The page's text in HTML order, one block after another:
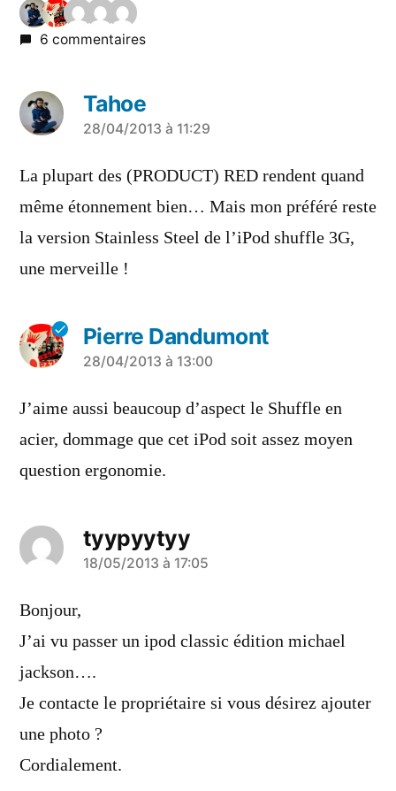
6 commentaires
Tahoe
a
dit :
28/04/2013 à 11:29
La plupart des (PRODUCT) RED rendent quand
même étonnement bien… Mais mon préféré reste
la version Stainless Steel de l’iPod shuffle 3G,
une merveille !
Pierre Dandumont
a
dit :
28/04/2013 à 13:00
J’aime aussi beaucoup d’aspect le Shuffle en
acier, dommage que cet iPod soit assez moyen
question ergonomie.
tyypyytyy
a
18/05/2013 à 17:05
Bonjour,
J’ai vu passer un ipod classic édition michael
jackson….
Je contacte le propriétaire si vous désirez ajouter
une photo ?
Cordialement.